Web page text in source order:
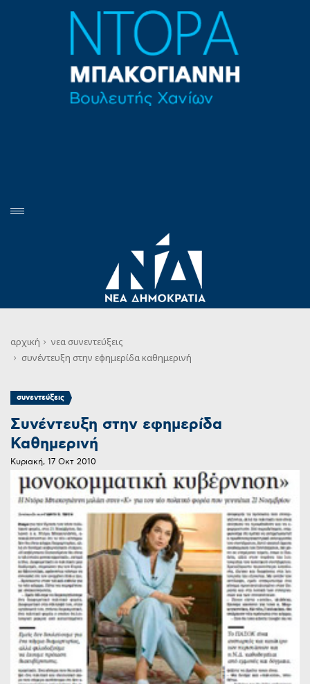
αρχική νεα συνεντεύξεις
συνέντευξη στην εφημερίδα καθημερινή
συνεντεύξεις
Συνέντευξη στην εφημερίδα
Καθημερινή
Κυριακή, 17 Οκτ 2010